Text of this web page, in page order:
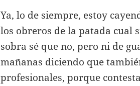
Ya, lo de siempre, estoy
los obreros de la patada cual
sobra sé que no, pero ni de
mañanas diciendo que
profesionales, porque